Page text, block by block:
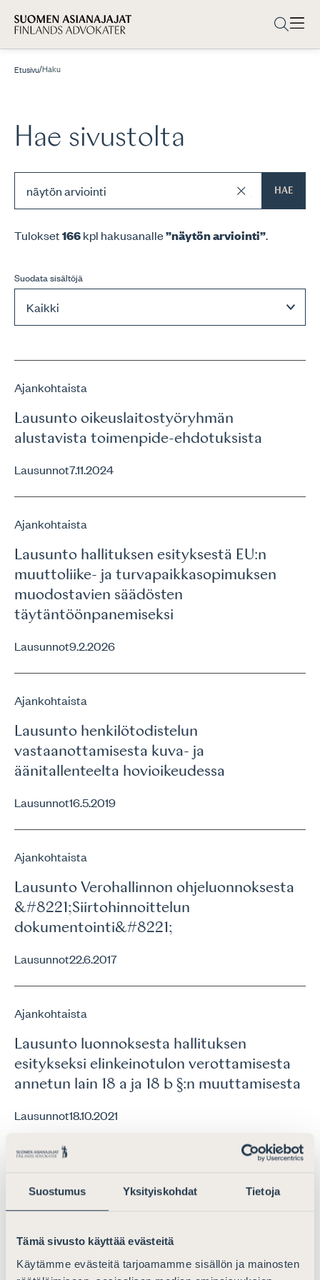
Suostumus Yksityiskohdat Tietoja
Tämä sivusto käyttää evästeitä
Käytämme evästeitä tarjoamamme sisällön ja mainosten
Etusivu/Haku
Hae sivustolta
HAE
Tulokset166kpl hakusanalle”näytön arviointi”.
Ajankohtaista
Lausunto oikeuslaitostyöryhmän
alustavista toimenpide-ehdotuksista
Lausunnot7.11.2024
Ajankohtaista
Lausunto hallituksen esityksestä EU:n
muuttoliike- ja turvapaikkasopimuksen
muodostavien säädösten
täytäntöönpanemiseksi
Lausunnot9.2.2026
Ajankohtaista
Lausunto henkilötodistelun
vastaanottamisesta kuva- ja
äänitallenteelta hovioikeudessa
Lausunnot16.5.2019
Ajankohtaista
Lausunto Verohallinnon ohjeluonnoksesta
&#8221;Siirtohinnoittelun
dokumentointi&#8221;
Lausunnot22.6.2017
Ajankohtaista
Lausunto luonnoksesta hallituksen
esitykseksi elinkeinotulon verottamisesta
annetun lain 18 a ja 18 b §:n muuttamisesta
Lausunnot18.10.2021
Lausunto rikosprosessin tehostamisesta
Suodata sisältöjä